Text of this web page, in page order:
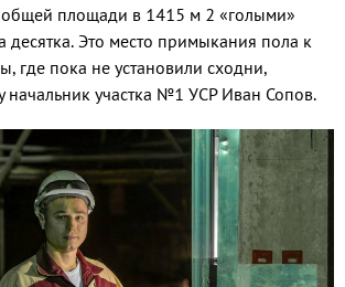
площади в 1415 м 2 «голыми»
десятка. Это место примыкания пола к
где пока не установили сходни,
начальник участка №1 УСР Иван Сопов.